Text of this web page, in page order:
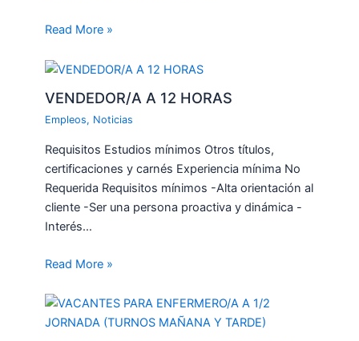
Read More »
VENDEDOR/A A 12 HORAS
Empleos, Noticias
Requisitos Estudios mínimos Otros títulos,
certificaciones y carnés Experiencia mínima No
Requerida Requisitos mínimos -Alta orientación al
cliente -Ser una persona proactiva y dinámica -
Interés…
Read More »